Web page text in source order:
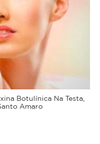
Botulínica Na Testa,
Amaro